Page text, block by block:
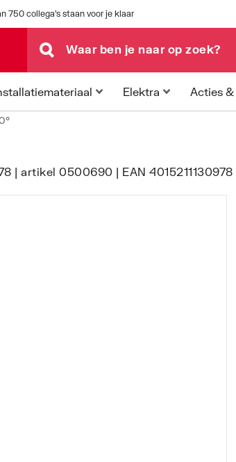
750 collega's staan voor je klaar
Elektra Acties
| artikel 0500690 | EAN 4015211130978